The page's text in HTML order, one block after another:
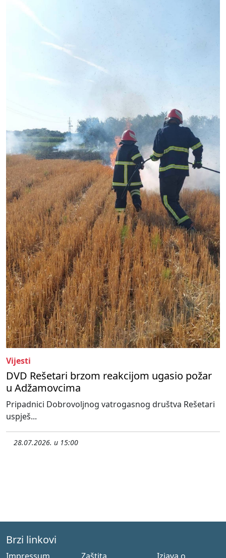
Vijesti
DVD Rešetari brzom reakcijom ugasio požar
u Adžamovcima
Pripadnici Dobrovoljnog vatrogasnog društva Rešetari
uspješ...
28.07.2026. u 15:00
Brzi linkovi